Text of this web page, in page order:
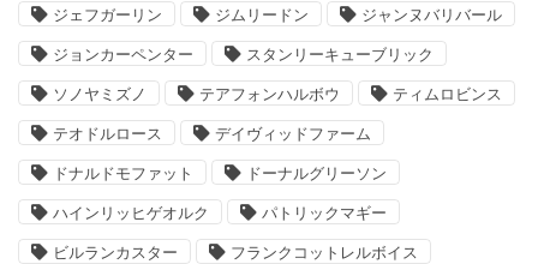
ジェフガーリン ジムリードン ジャンヌバリバール
ジョンカーペンター スタンリーキューブリック
ソノヤミズノ テアフォンハルボウ ティムロビンス
テオドルロース デイヴィッドファーム
ドナルドモファット ドーナルグリーソン
ハインリッヒゲオルク パトリックマギー
ビルランカスター フランクコットレルボイス